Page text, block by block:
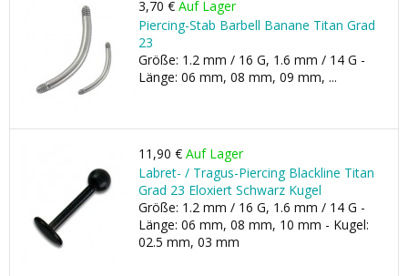
3,70 € Auf Lager
Piercing-Stab Barbell Banane Titan Grad
23
Größe: 1.2 mm / 16 G, 1.6 mm / 14 G -
Länge: 06 mm, 08 mm, 09 mm, ...
11,90 € Auf Lager
Labret- / Tragus-Piercing Blackline Titan
Grad 23 Eloxiert Schwarz Kugel
Größe: 1.2 mm / 16 G, 1.6 mm / 14 G -
Länge: 06 mm, 08 mm, 10 mm - Kugel:
02.5 mm, 03 mm